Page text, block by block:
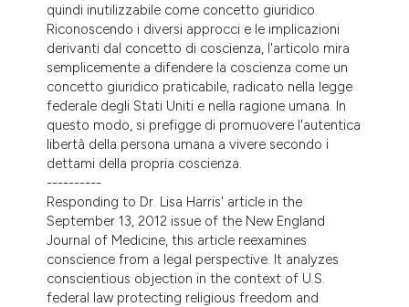
quindi inutilizzabile come concetto giuridico.
Riconoscendo i diversi approcci e le implicazioni
derivanti dal concetto di coscienza, l'articolo mira
semplicemente a difendere la coscienza come un
concetto giuridico praticabile, radicato nella legge
federale degli Stati Uniti e nella ragione umana. In
questo modo, si prefigge di promuovere l'autentica
libertà della persona umana a vivere secondo i
dettami della propria coscienza.
----------
Responding to Dr. Lisa Harris' article in the
September 13, 2012 issue of the New England
Journal of Medicine, this article reexamines
conscience from a legal perspective. It analyzes
conscientious objection in the context of U.S.
federal law protecting religious freedom and